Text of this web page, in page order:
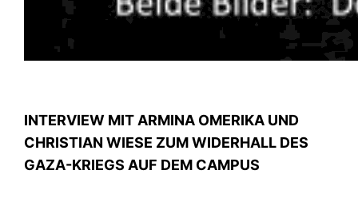
INTERVIEW MIT ARMINA OMERIKA UND
CHRISTIAN WIESE ZUM WIDERHALL DES
GAZA-KRIEGS AUF DEM CAMPUS